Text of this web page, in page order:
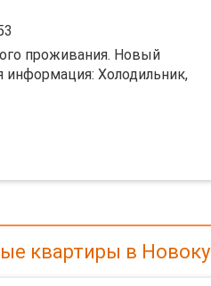
проживания. Новый
информация: Холодильник,
квартиры в